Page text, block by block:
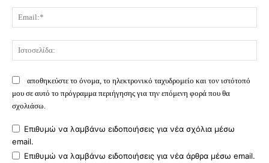
αποθηκεύστε το όνομα, το ηλεκτρονικό ταχυδρομείο και τον ιστότοπό
μου σε αυτό το πρόγραμμα περιήγησης για την επόμενη φορά που θα
σχολιάσω.
Επιθυμώ να λαμβάνω ειδοποιήσεις για νέα σχόλια μέσω
email.
Επιθυμώ να λαμβάνω ειδοποιήσεις για νέα άρθρα μέσω email.